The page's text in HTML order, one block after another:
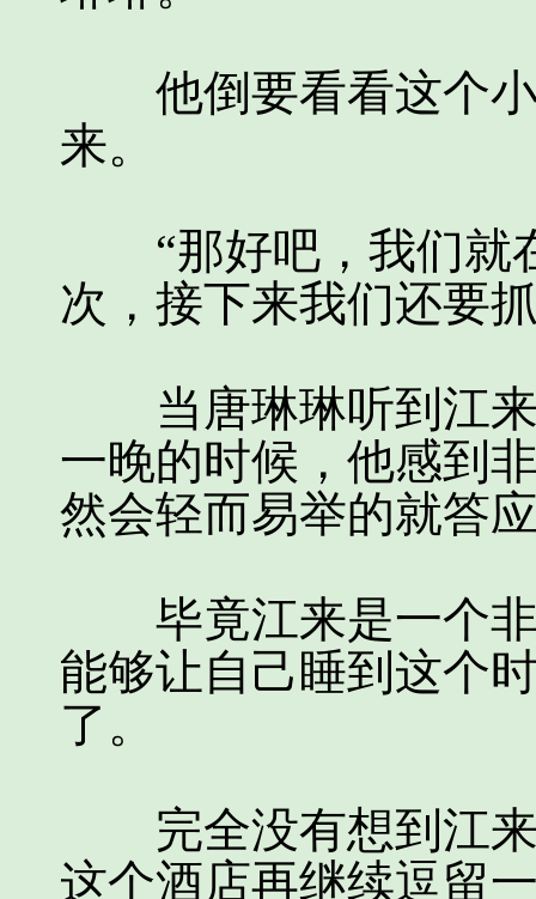
他倒要看看这个小
来。
“那好吧，我们就
次，接下来我们还要
当唐琳琳听到江来
一晚的时候，他感到
然会轻而易举的就答
毕竟江来是一个非
能够让自己睡到这个
了。
完全没有想到江来
这个酒店再继续逗留